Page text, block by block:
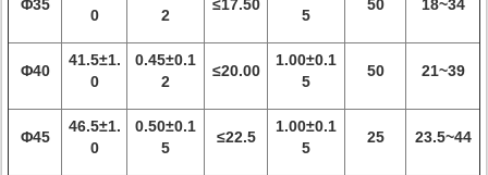
Φ35
0
2
≤17.50
5
50 18~34
Φ40
41.5±1.
0
0.45±0.1
2
≤20.00
1.00±0.1
5
50 21~39
Φ45
46.5±1.
0
0.50±0.1
5
≤22.5
1.00±0.1
5
25 23.5~44